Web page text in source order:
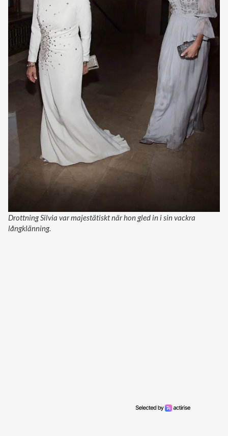
Drottning Silvia var majestätiskt när hon gled in i sin vackra
långklänning.